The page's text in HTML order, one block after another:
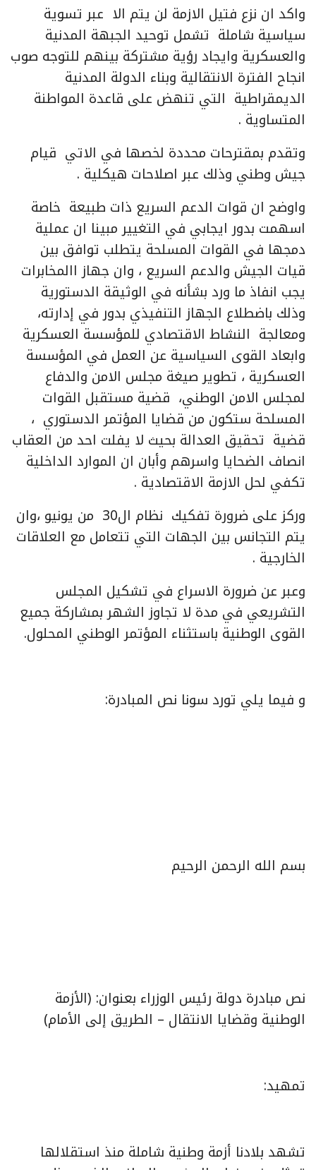
واكد ان نزع فتيل الازمة لن يتم الا عبر تسوية
سياسية شاملة تشمل توحيد الجبهة المدنية
والعسكرية وايجاد رؤية مشتركة بينهم للتوجه صوب
انجاح الفترة الانتقالية وبناء الدولة المدنية
الديمقراطية التي تنهض على قاعدة المواطنة
المتساوية .
وتقدم بمقترحات محددة لخصها في الاتي قيام
جيش وطني وذلك عبر اصلاحات هيكلية .
واوضح ان قوات الدعم السريع ذات طبيعة خاصة
اسهمت بدور ايجابي في التغيير مبينا ان عملية
دمجها في القوات المسلحة يتطلب توافق بين
قيات الجيش والدعم السريع ، وان جهاز االمخابرات
يجب انفاذ ما ورد بشأنه في الوثيقة الدستورية
وذلك باضطلاع الجهاز التنفيذي بدور في إدارته،
ومعالجة النشاط الاقتصادي للمؤسسة العسكرية
وابعاد القوى السياسية عن العمل في المؤسسة
العسكرية ، تطوير صيغة مجلس الامن والدفاع
لمجلس الامن الوطني، قضية مستقبل القوات
المسلحة ستكون من قضايا المؤتمر الدستوري ،
قضية تحقيق العدالة بحيث لا يفلت احد من العقاب
انصاف الضحايا واسرهم وأبان ان الموارد الداخلية
تكفي لحل الازمة الاقتصادية .
وركز على ضرورة تفكيك نظام ال30 من يونيو ،وان
يتم التجانس بين الجهات التي تتعامل مع العلاقات
الخارجية .
وعبر عن ضرورة الاسراع في تشكيل المجلس
التشريعي في مدة لا تجاوز الشهر بمشاركة جميع
القوى الوطنية باستثناء المؤتمر الوطني المحلول.
و فيما يلي تورد سونا نص المبادرة:
بسم الله الرحمن الرحيم
نص مبادرة دولة رئيس الوزراء بعنوان: (الأزمة
الوطنية وقضايا الانتقال – الطريق إلى الأمام)
تمهيد:
تشهد بلادنا أزمة وطنية شاملة منذ استقلالها